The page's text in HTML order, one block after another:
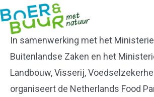
In samenwerking met het
Buitenlandse Zaken en het
Landbouw, Visserij,
organiseert de Netherlands Food